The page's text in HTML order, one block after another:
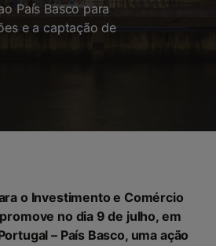
País Basco para
e a captação de
o Investimento e Comércio
no dia 9 de julho, em
– País Basco, uma ação